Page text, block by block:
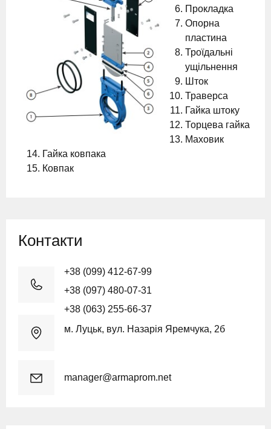
Прокладка
Опорна
пластина
Троїдальні
ущільнення
Шток
Траверса
Гайка штоку
Торцева гайка
Маховик
Гайка ковпака
Ковпак
Контакти
+38 (099) 412-67-99
+38 (097) 480-07-31
+38 (063) 255-66-37
м. Луцьк, вул. Назарія Яремчука, 2б
manager@armaprom.net